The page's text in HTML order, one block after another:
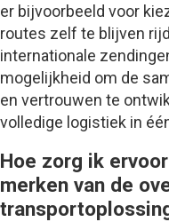
er bijvoorbeeld voor
routes zelf te blijven
internationale
mogelijkheid om de
en vertrouwen te
volledige logistiek in
Hoe zorg ik
merken van de